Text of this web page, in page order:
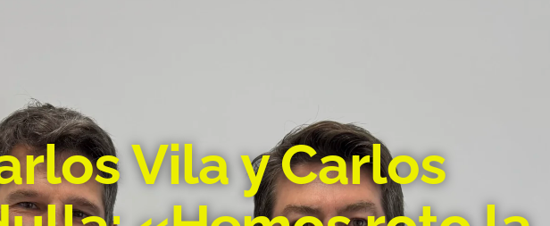
Vila y Carlos